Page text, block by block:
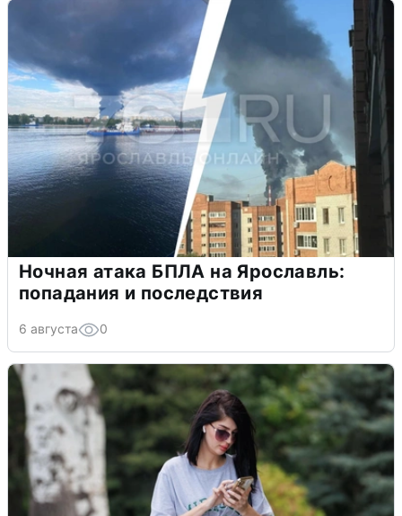
Ночная атака БПЛА на Ярославль:
попадания и последствия
6 августа 0